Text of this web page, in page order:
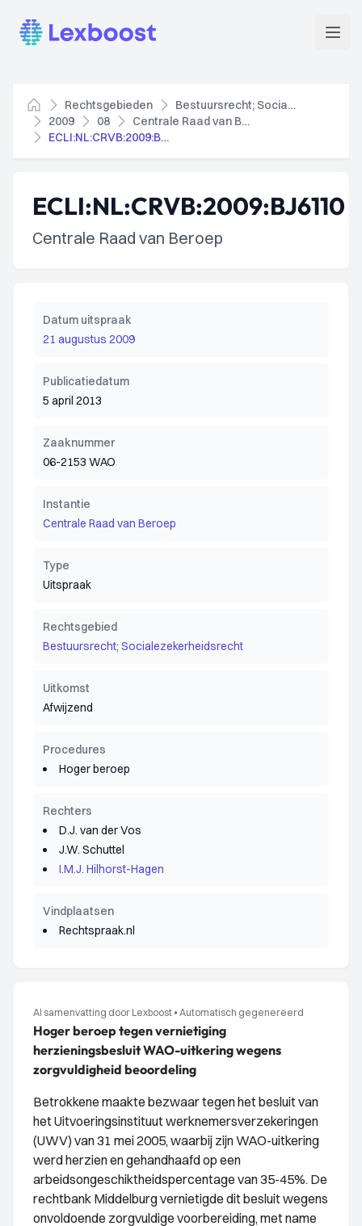
Lexboost
Home
Rechtsgebieden
Bestuursrecht; Socialezekerheidsrecht
2009
08
Centrale Raad van Beroep
ECLI:NL:CRVB:2009:BJ6110
ECLI:NL:CRVB:2009:BJ6110
Centrale Raad van Beroep
Datum uitspraak
21 augustus 2009
Publicatiedatum
5 april 2013
Zaaknummer
06-2153 WAO
Instantie
Centrale Raad van Beroep
Type
Uitspraak
Rechtsgebied
Bestuursrecht; Socialezekerheidsrecht
Uitkomst
Afwijzend
Procedures
Hoger beroep
Rechters
D.J. van der Vos
J.W. Schuttel
I.M.J. Hilhorst-Hagen
Vindplaatsen
Rechtspraak.nl
AI samenvatting door Lexboost • Automatisch gegenereerd
Hoger beroep tegen vernietiging
herzieningsbesluit WAO-uitkering wegens
zorgvuldigheid beoordeling
Betrokkene maakte bezwaar tegen het besluit van
het Uitvoeringsinstituut werknemersverzekeringen
(UWV) van 31 mei 2005, waarbij zijn WAO-uitkering
werd herzien en gehandhaafd op een
arbeidsongeschiktheidspercentage van 35-45%. De
rechtbank Middelburg vernietigde dit besluit wegens
onvoldoende zorgvuldige voorbereiding, met name